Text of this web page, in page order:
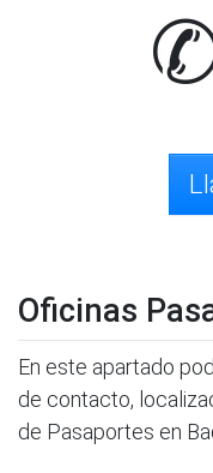
Oficinas
En este apartado
de contacto,
de Pasaportes en